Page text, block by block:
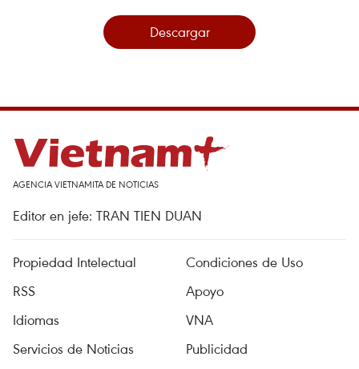
Descargar
AGENCIA VIETNAMITA DE NOTICIAS
Editor en jefe: TRAN TIEN DUAN
Propiedad Intelectual
Condiciones de Uso
RSS
Apoyo
Idiomas
VNA
Servicios de Noticias
Publicidad